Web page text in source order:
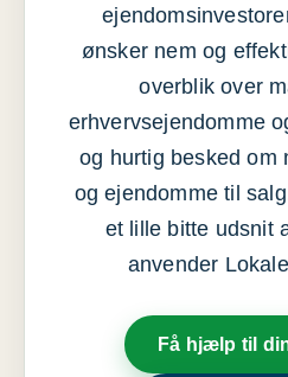
ønsker nem og
overblik over
erhvervsejendomme
og hurtig besked om
og ejendomme til
et lille bitte udsnit
anvender
Få hjælp til